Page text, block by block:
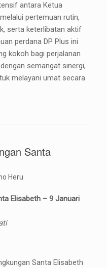
antara Ketua
pertemuan rutin,
serta keterlibatan aktif
perdana DP Plus ini
kokoh bagi perjalanan
semangat sinergi,
melayani umat secara
Santa
Heru
Elisabeth – 9 Januari
Santa Elisabeth